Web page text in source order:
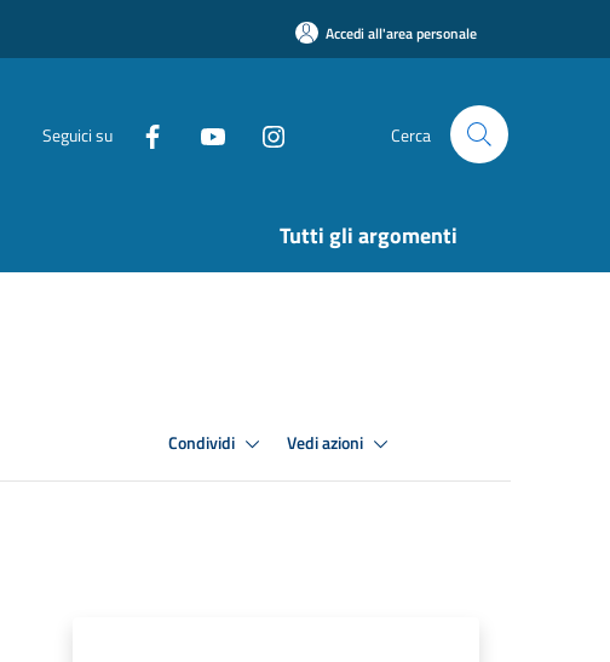
Accedi all'area personale
Seguici su Cerca
Tutti gli argomenti
Condividi Vedi azioni